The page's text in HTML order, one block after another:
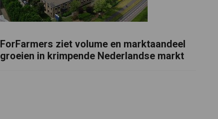
ForFarmers ziet volume en marktaandeel
groeien in krimpende Nederlandse markt